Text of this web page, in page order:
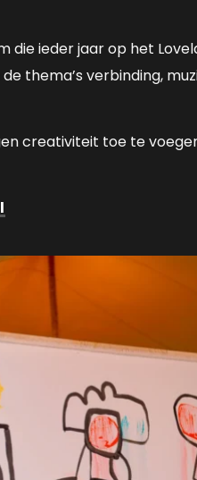
die ieder jaar op het
thema’s verbinding,
creativiteit toe te